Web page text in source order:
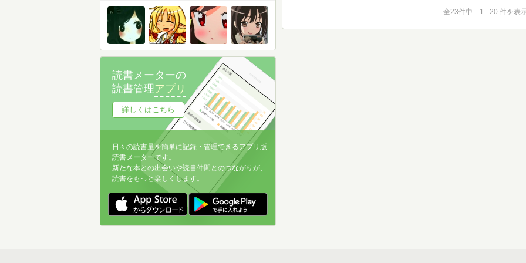
全23件中 1 - 20 件を表
読書メーターの
読書管理アプリ
詳しくはこちら
日々の読書量を簡単に記録・管理できるアプリ版
読書メーターです。
新たな本との出会いや読書仲間とのつながりが、
読書をもっと楽しくします。